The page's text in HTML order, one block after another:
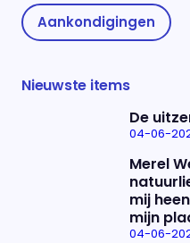
Aankondigingen
Nieuwste items
De
04-06-
Merel
mij
mijn
04-06-